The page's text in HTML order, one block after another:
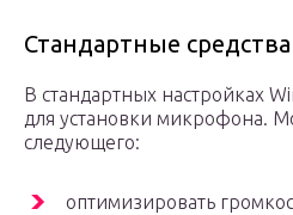
Стандартные
В стандартных настройках
для установки микрофона.
следующего:
оптимизировать